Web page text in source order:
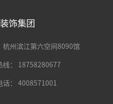
饰集团
杭州滨江第六空间8090馆
线： 18758280677
话： 4008571001